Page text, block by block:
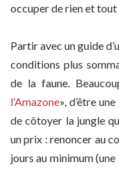
occuper de rien et tout
Partir avec un guide
conditions plus
de la faune.
l’Amazone», d’être
de côtoyer la jungle
un prix : renoncer au
jours au minimum